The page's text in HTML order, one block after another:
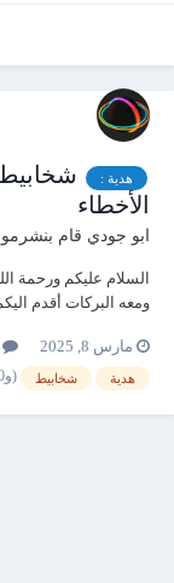
هدية :
الأخطاء
ابو جودي قام
السلام عليكم ورحمة
ومعه البركات أقدم
بكتابة موضوع بخصوص
مارس 8, 2025
هدية شخابيط (و20 أكثر)